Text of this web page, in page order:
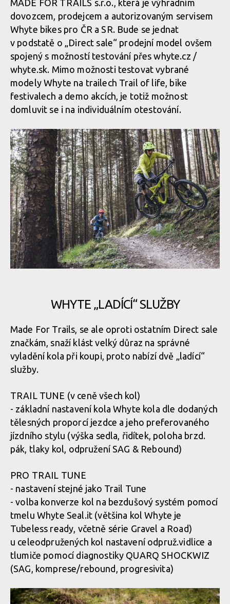
MADE FOR TRAILS s.r.o., která je výhradním
dovozcem, prodejcem a autorizovaným servisem
Whyte bikes pro ČR a SR. Bude se jednat
v podstatě o „Direct sale“ prodejní model ovšem
spojený s možností testování přes whyte.cz /
whyte.sk. Mimo možnosti testovat vybrané
modely Whyte na trailech Trail of life, bike
festivalech a demo akcích, je totiž možnost
domluvit se i na individuálním otestování.
WHYTE „LADÍCÍ“ SLUŽBY
Made For Trails, se ale oproti ostatním Direct sale
značkám, snaží klást velký důraz na správné
vyladění kola při koupi, proto nabízí dvě „ladící“
služby.
TRAIL TUNE (v ceně všech kol)
- základní nastavení kola Whyte kola dle dodaných
tělesných proporcí jezdce a jeho preferovaného
jízdního stylu (výška sedla, řidítek, poloha brzd.
pák, tlaky kol, odpružení SAG & Rebound)
PRO TRAIL TUNE
- nastavení stejné jako Trail Tune
- volba konverze kol na bezdušový systém pomocí
tmelu Whyte Seal.it (většina kol Whyte je
Tubeless ready, včetně série Gravel a Road)
u celeodpružených kol nastavení odpruž.vidlice a
tlumiče pomocí diagnostiky QUARQ SHOCKWIZ
(SAG, komprese/rebound, progresivita)